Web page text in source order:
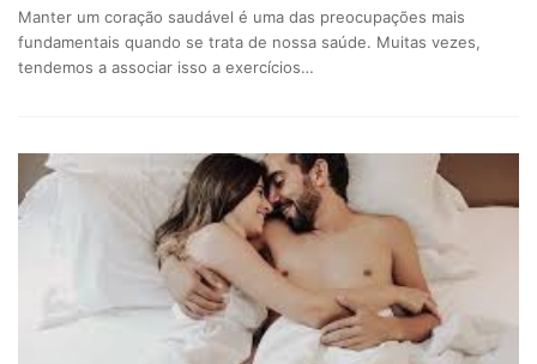
Manter um coração saudável é uma das preocupações mais
fundamentais quando se trata de nossa saúde. Muitas vezes,
tendemos a associar isso a exercícios…